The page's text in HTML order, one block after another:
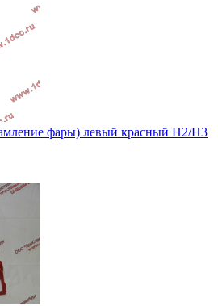
фары) левый красный H2/H3